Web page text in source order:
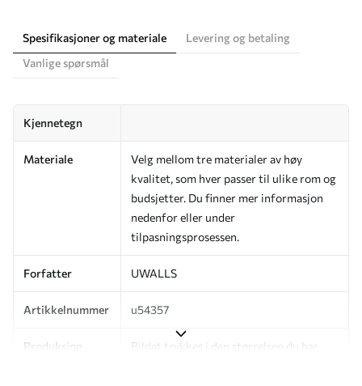
Spesifikasjoner og materiale
Levering og betaling
Vanlige spørsmål
Kjennetegn
Materiale
Velg mellom tre materialer av høy
kvalitet, som hver passer til ulike rom og
budsjetter. Du finner mer informasjon
nedenfor eller under
tilpasningsprosessen.
Forfatter UWALLS
Artikkelnummer u54357
Produksjon
Bildet trykkes i den størrelsen du har